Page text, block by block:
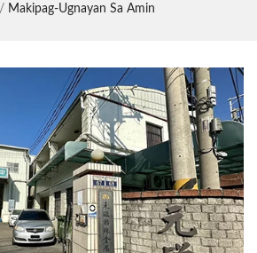
/ Makipag-Ugnayan Sa Amin